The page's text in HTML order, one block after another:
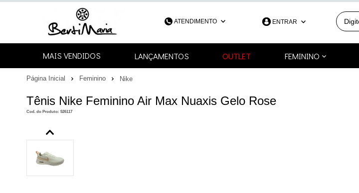
ATENDIMENTO
(48) 3052-4390
48991253418
ENTRAR
MAIS VENDIDOS LANÇAMENTOS OUTLET FEMININO
Página Inicial Feminino Nike
Tênis Nike Feminino Air Max Nuaxis Gelo Rose
Cod. do Produto: 526117